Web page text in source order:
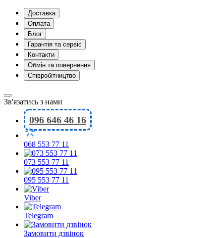
Доставка
Оплата
Блог
Гарантія та сервіс
Контакти
Обмін та повернення
Співробітництво
Зв'язатись з нами
096 646 46 16
068 553 77 11
073 553 77 11
095 553 77 11
Viber
Telegram
Замовити дзвінок